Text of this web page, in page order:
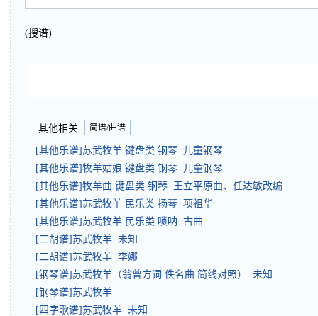
(搜谱)
其他相关 简谱/曲谱
[其他乐谱]苏武牧羊 键盘类 钢琴 儿童钢琴
[其他乐谱]牧羊姑娘 键盘类 钢琴 儿童钢琴
[其他乐谱]牧羊曲 键盘类 钢琴 王立平原曲、任达敏改编
[其他乐谱]苏武牧羊 民乐类 扬琴 项祖华
[其他乐谱]苏武牧羊 民乐类 唢呐 古曲
[二胡谱]苏武牧羊 未知
[二胡谱]苏武牧羊 李娜
[钢琴谱]苏武牧羊（翁曾方词 佚名曲 简线对照） 未知
[钢琴谱]苏武牧羊
[四字歌谱]苏武牧羊 未知